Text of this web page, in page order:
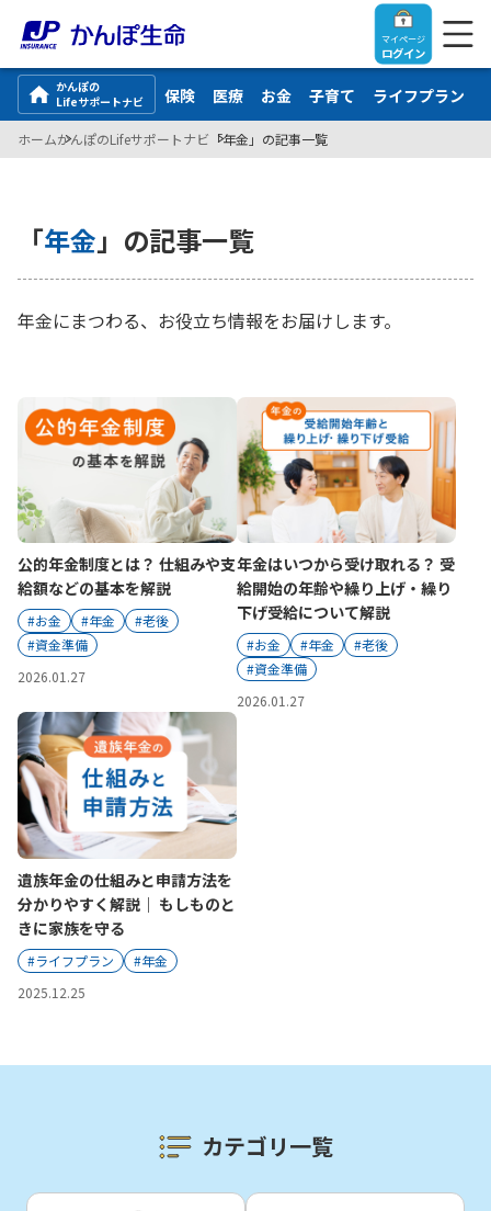
マイページ
ログイン
ご契約者さま
マイページログイン
入院保険金・手術保険金のご請求
お手続き一覧
きっかけ・できごとから探す
マイページでできること
新規登録
ログイン
ご契約内容の確認
各種サービス・お知らせ
かんぽプラチナライフサービス
保険をご検討中のお客さま
保険をご検討中のお客さま
終身保険
養老保険
定期保険
学資保険
長寿支援保険
お見積りシミュレーション
資料請求
保険の探し方のポイント
保険かんたん診断
これからのライフイベントでかかる費用とは？
保険用語集
法人のお客さま
【まずはご相談ください】企業経営でお悩みの方はこ
法人のお客さま向け商品一覧
目的から探す
お役立ち情報
かんぽ生命の団体取扱い
お問い合わせ先
お役立ち情報
かんぽのLifeサポートナビ
保険
医療
お金
子育て
ライフプラン
健康情報
かんぽアプリ～かんぽの健康と安心を手のひらに～
かんぽ生命について
かんぽ生命について
ご挨拶
経営理念・経営戦略
会社概要
財務情報
株主・投資家のみなさまへ
日本郵政グループとしての取り組み
採用情報
CM・オウンドメディア／ソーシャルメディア
よくあるご質問
お問い合わせ
サステナビリティ
株主・投資家のみなさまへ
採用情報
English
かんぽの
Lifeサポートナビ
保険 医療 お金 子育て ライフプラン
ホームかんぽのLifeサポートナビ 「年金」の記事一覧
「年金」の記事一覧
年金にまつわる、お役立ち情報をお届けします。
公的年金制度とは？ 仕組みや支
給額などの基本を解説
#お金 #年金
#老後
#資金準備
2026.01.27
年金はいつから受け取れる？ 受
給開始の年齢や繰り上げ・繰り
下げ受給について解説
#お金 #年金
#老後
#資金準備
2026.01.27
遺族年金の仕組みと申請方法を
分かりやすく解説｜ もしものと
きに家族を守る
#ライフプラン
#年金
2025.12.25
カテゴリ一覧